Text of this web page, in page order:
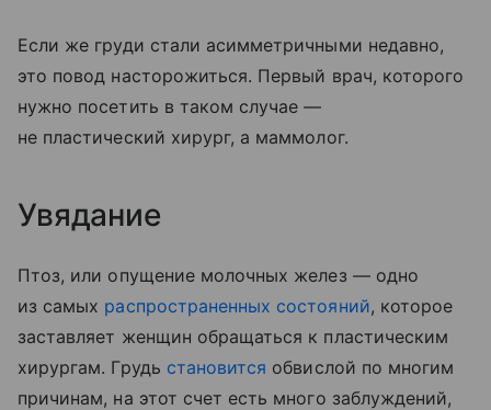
Если же груди стали асимметричными недавно,
это повод насторожиться. Первый врач, которого
нужно посетить в таком случае —
не пластический хирург, а маммолог.
Увядание
Птоз, или опущение молочных желез — одно
из самых распространенных состояний, которое
заставляет женщин обращаться к пластическим
хирургам. Грудь становится обвислой по многим
причинам, на этот счет есть много заблуждений,